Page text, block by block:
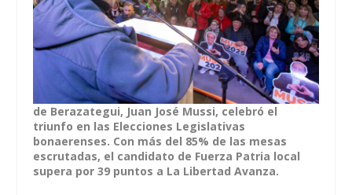
de Berazategui, Juan José Mussi, celebró el
triunfo en las Elecciones Legislativas
bonaerenses. Con más del 85% de las mesas
escrutadas, el candidato de Fuerza Patria local
supera por 39 puntos a La Libertad Avanza.